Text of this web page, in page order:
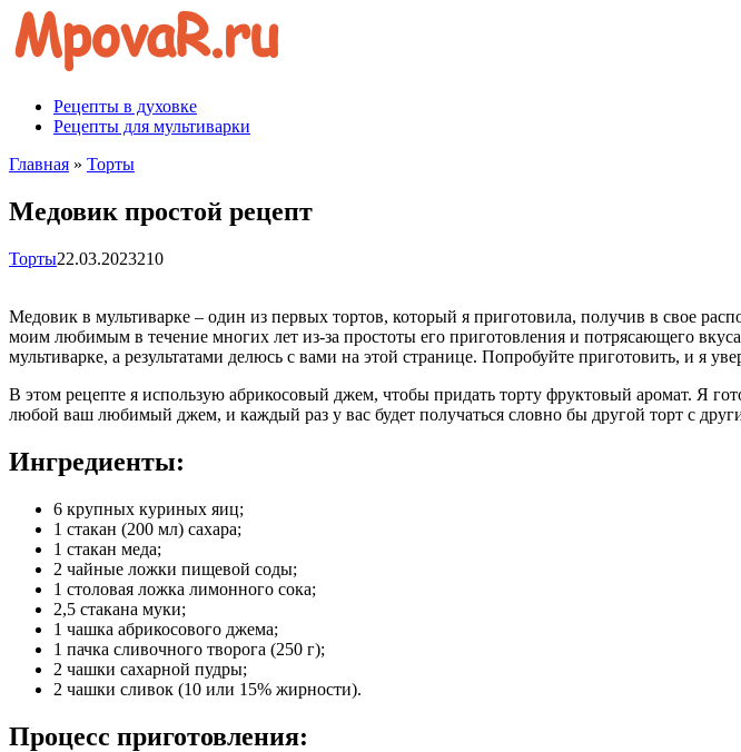
Перейти
контенту
Рецепты в духовке
Рецепты для мультиварки
Главная » Торты
Медовик простой рецепт
Торты22.03.2023210
Медовик в мультиварке – один из первых тортов, который я приготовила, получив в свое
моим любимым в течение многих лет из-за простоты его приготовления и потрясающего
мультиварке, а результатами делюсь с вами на этой странице. Попробуйте приготовить, и я
В этом рецепте я использую абрикосовый джем, чтобы придать торту фруктовый аромат. Я
любой ваш любимый джем, и каждый раз у вас будет получаться словно бы другой торт с
Ингредиенты:
6 крупных куриных яиц;
1 стакан (200 мл) сахара;
1 стакан меда;
2 чайные ложки пищевой соды;
1 столовая ложка лимонного сока;
2,5 стакана муки;
1 чашка абрикосового джема;
1 пачка сливочного творога (250 г);
2 чашки сахарной пудры;
2 чашки сливок (10 или 15% жирности).
Процесс приготовления: